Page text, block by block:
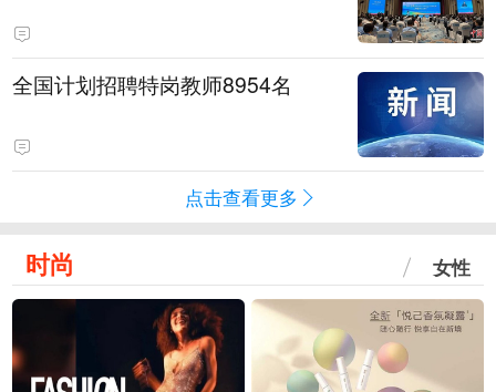
全国计划招聘特岗教师8954名
点击查看更多
时尚 女性